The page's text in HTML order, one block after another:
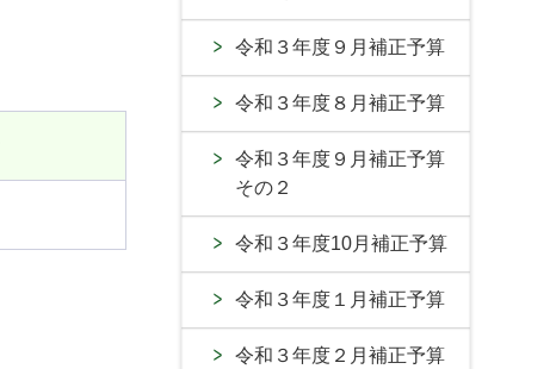
令和３年度９月補正予算
令和３年度８月補正予算
令和３年度９月補正予算
その２
令和３年度10月補正予算
令和３年度１月補正予算
令和３年度２月補正予算